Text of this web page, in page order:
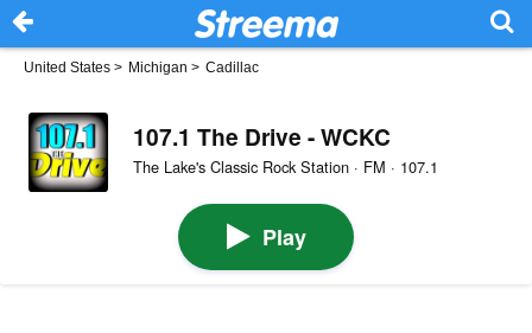
United States > Michigan > Cadillac
107.1 The Drive - WCKC
The Lake's Classic Rock Station · FM · 107.1
Play